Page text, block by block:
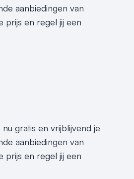
aanbiedingen van
prijs en regel jij een
gratis en vrijblijvend je
aanbiedingen van
prijs en regel jij een